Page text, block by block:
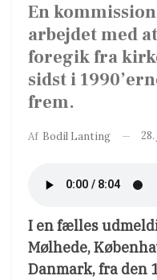
En
arbejdet med
foregik fra
sidst i
frem.
Af Bodil Lanting
I en fælles
Mølhede,
Danmark, fra